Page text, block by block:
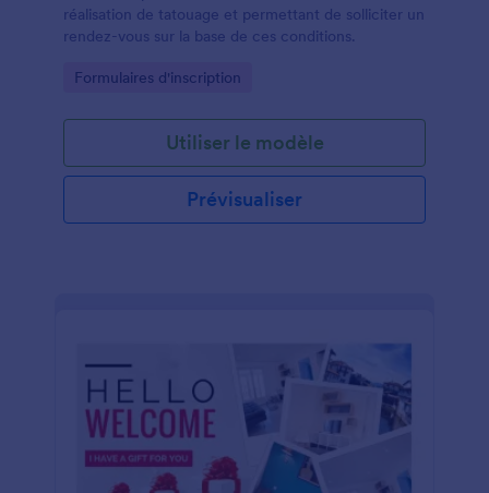
réalisation de tatouage et permettant de solliciter un
rendez-vous sur la base de ces conditions.
Go to Category:
Formulaires d'inscription
Utiliser le modèle
Prévisualiser